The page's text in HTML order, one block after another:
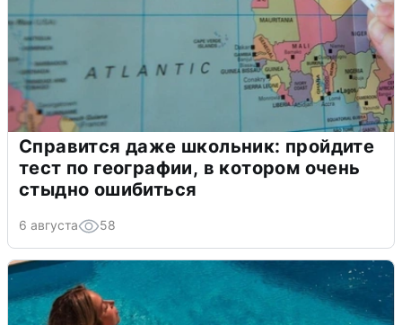
Справится даже школьник: пройдите
тест по географии, в котором очень
стыдно ошибиться
6 августа 58